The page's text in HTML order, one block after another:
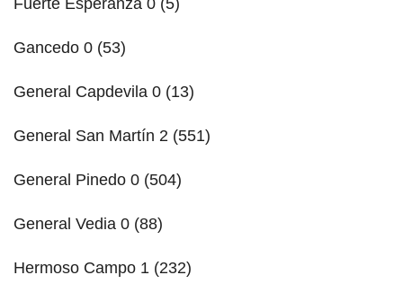
Fuerte Esperanza 0 (5)
Gancedo 0 (53)
General Capdevila 0 (13)
General San Martín 2 (551)
General Pinedo 0 (504)
General Vedia 0 (88)
Hermoso Campo 1 (232)